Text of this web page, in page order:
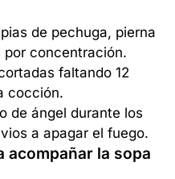
de pechuga, pierna
concentración.
faltando 12
cocción.
de ángel durante los
a apagar el fuego.
acompañar la sopa